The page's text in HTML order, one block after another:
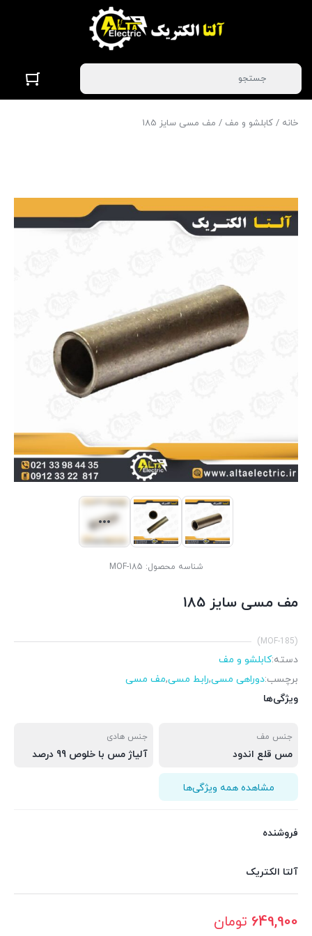
خانه / کابلشو و مف / مف مسی سایز 185
شناسه محصول: MOF-185
مف مسی سایز 185
(MOF-185)
دسته:کابلشو و مف
برچسب:دوراهی مسی,رابط مسی,مف مسی
ویژگی‌ها
جنس مف
مس قلع اندود
جنس هادی
آلیاژ مس با خلوص 99 درصد
مشاهده همه ویژگی‌ها
فروشنده
آلتا الکتریک
649,900 تومان